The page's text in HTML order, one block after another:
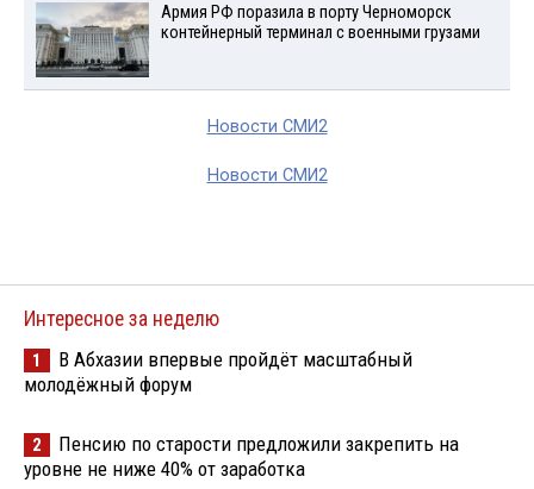
Армия РФ поразила в порту Черноморск
контейнерный терминал с военными грузами
Новости СМИ2
Новости СМИ2
Интересное за неделю
1
В Абхазии впервые пройдёт масштабный
молодёжный форум
2
Пенсию по старости предложили закрепить на
уровне не ниже 40% от заработка